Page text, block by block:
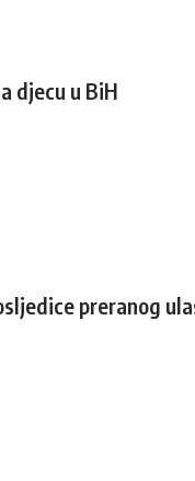
djecu u BiH
preranog